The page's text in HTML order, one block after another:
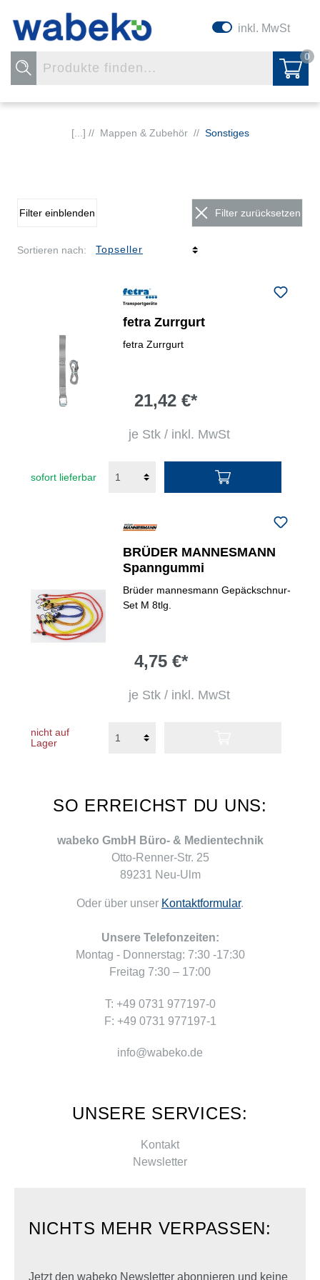
inkl. MwSt
0
[...] // Mappen & Zubehör // Sonstiges
Filter einblenden Filter zurücksetzen
Sortieren nach:
fetra Zurrgurt
fetra Zurrgurt
21,42 €*
je Stk / inkl. MwSt
sofort lieferbar
BRÜDER MANNESMANN
Spanngummi
Brüder mannesmann Gepäckschnur-
Set M 8tlg.
4,75 €*
je Stk / inkl. MwSt
nicht auf
Lager
SO ERREICHST DU UNS:
wabeko GmbH Büro- & Medientechnik
Otto-Renner-Str. 25
89231 Neu-Ulm
Oder über unser Kontaktformular.
Unsere Telefonzeiten:
Montag - Donnerstag: 7:30 -17:30
Freitag 7:30 – 17:00
T: +49 0731 977197-0
F: +49 0731 977197-1
info@wabeko.de
UNSERE SERVICES:
Kontakt
Newsletter
NICHTS MEHR VERPASSEN:
Jetzt den wabeko Newsletter abonnieren und keine